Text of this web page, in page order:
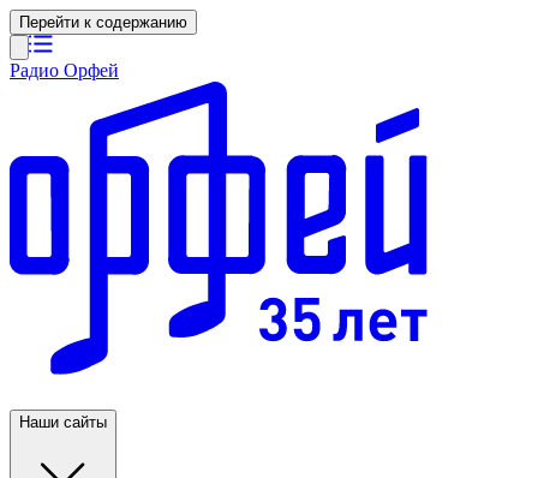
Перейти к содержанию
Радио Орфей
Наши сайты